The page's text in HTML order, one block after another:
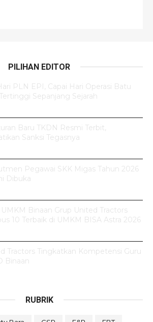
PILIHAN EDITOR
PLN EPI, Capai Hari Operasi Batu
Sepanjang Sejarah
Baru TKDN Resmi Terbit,
Sanksi Tegasnya
Pegawai SKK Migas Tahun 2026
Dibuka
Binaan Grup United Tractors
10 Terbaik di UMKM BISA Astra 2026
Tractors Tingkatkan Kompetensi Guru
Binaan
RUBRIK